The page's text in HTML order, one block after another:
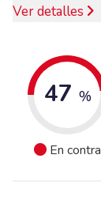
Ver detalles
47 %
En contra